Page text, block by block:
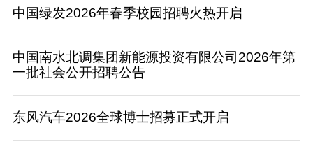
中国绿发2026年春季校园招聘火热开启
中国南水北调集团新能源投资有限公司2026年第
一批社会公开招聘公告
东风汽车2026全球博士招募正式开启